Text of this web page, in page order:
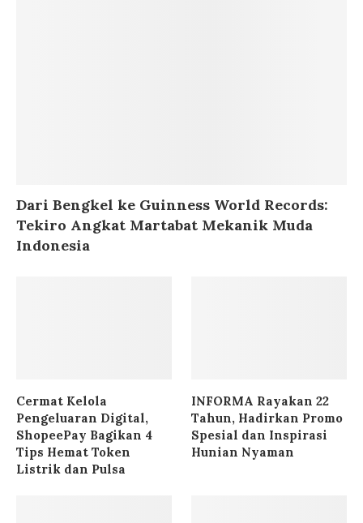
Dari Bengkel ke Guinness World Records:
Tekiro Angkat Martabat Mekanik Muda
Indonesia
Cermat Kelola
Pengeluaran Digital,
ShopeePay Bagikan 4
Tips Hemat Token
Listrik dan Pulsa
INFORMA Rayakan 22
Tahun, Hadirkan Promo
Spesial dan Inspirasi
Hunian Nyaman